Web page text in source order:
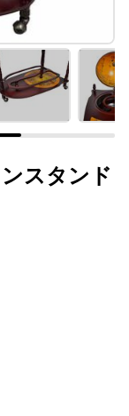
スタンド